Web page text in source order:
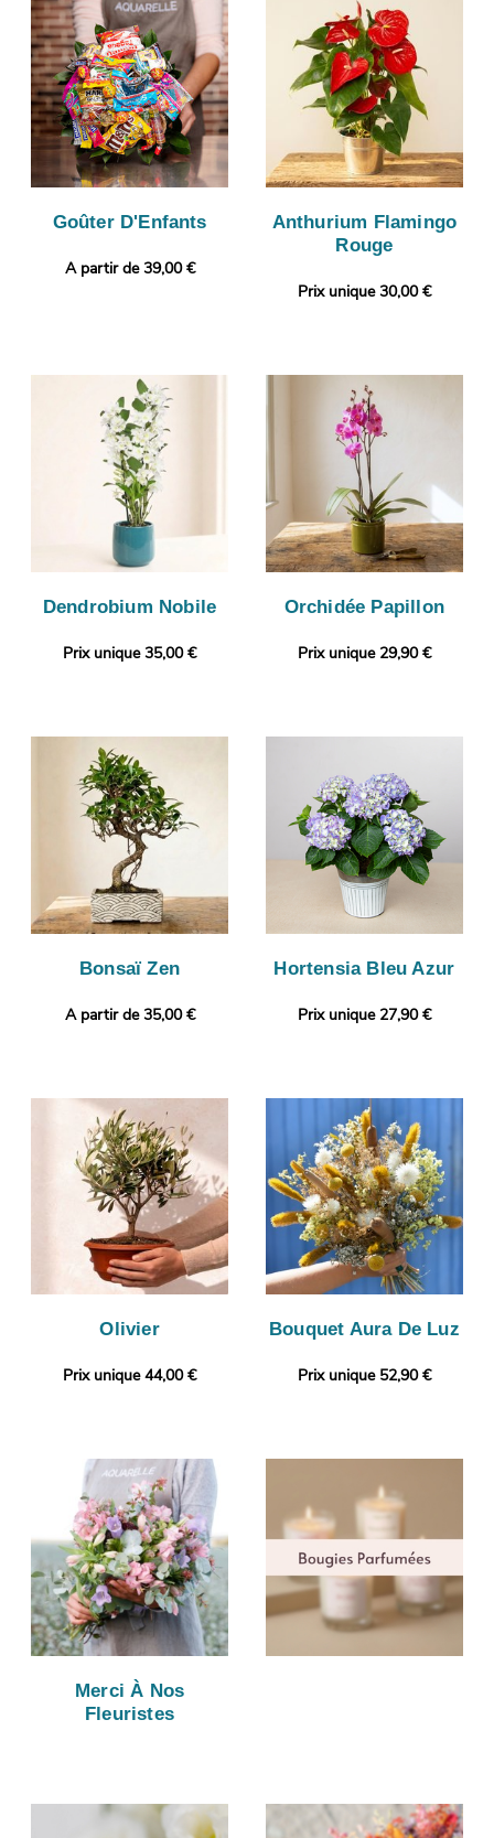
Goûter D'Enfants
A partir de 39,00 €
Anthurium Flamingo
Rouge
Prix unique 30,00 €
Dendrobium Nobile
Prix unique 35,00 €
Orchidée Papillon
Prix unique 29,90 €
Bonsaï Zen
A partir de 35,00 €
Hortensia Bleu Azur
Prix unique 27,90 €
Olivier
Prix unique 44,00 €
Bouquet Aura De Luz
Prix unique 52,90 €
Merci À Nos
Fleuristes